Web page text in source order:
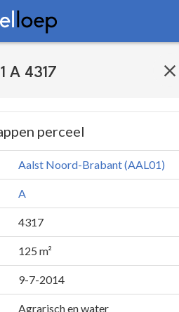
A 4317
perceel
Aalst Noord-Brabant (AAL01)
A
4317
125 m²
9-7-2014
Agrarisch en water